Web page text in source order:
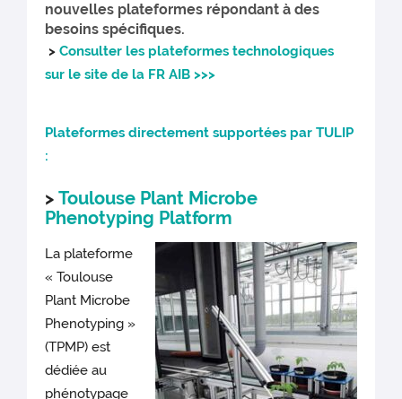
nouvelles plateformes répondant à des
besoins spécifiques.
>Consulter les plateformes technologiques
sur le site de la FR AIB >>>
Plateformes directement supportées par TULIP
:
>Toulouse Plant Microbe
Phenotyping Platform
La plateforme
« Toulouse
Plant Microbe
Phenotyping »
(TPMP) est
dédiée au
phénotypage